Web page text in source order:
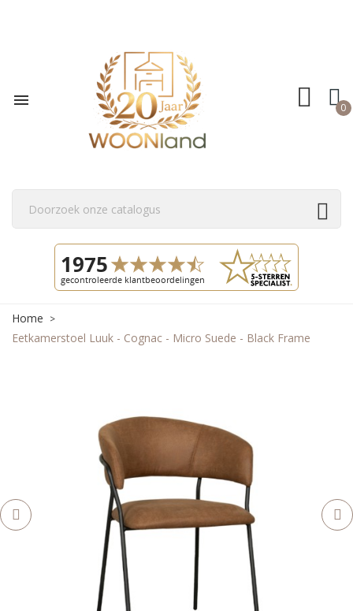
 0
Home
Eetkamerstoel Luuk - Cognac - Micro Suede - Black Frame